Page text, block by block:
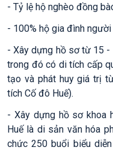
- Tỷ lệ hộ nghèo đồng
- 100% hộ gia đình
- Xây dựng hồ sơ từ 15 -
trong đó có di tích cấp
tạo và phát huy giá trị
tích Cố đô Huế).
- Xây dựng hồ sơ khoa
Huế là di sản văn hóa
chức 250 buổi biểu